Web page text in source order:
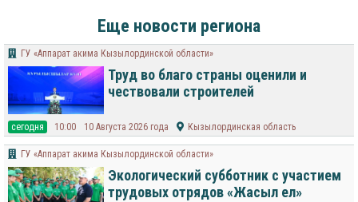
Еще новости региона
ГУ «Аппарат акима Кызылординской области»
Труд во благо страны оценили и
чествовали строителей
cегодня 10:00 10 Августа 2026 года Кызылординская область
ГУ «Аппарат акима Кызылординской области»
Экологический субботник с участием
трудовых отрядов «Жасыл ел»